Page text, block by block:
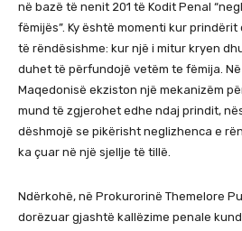
në bazë të nenit 201 të Kodit Penal
fëmijës”. Ky është momenti kur
të rëndësishme: kur një i mitur kryen
duhet të përfundojë vetëm te fëmija.
Maqedonisë ekziston një mekanizëm
mund të zgjerohet edhe ndaj prindit,
dëshmojë se pikërisht neglizhenca e
ka çuar në një sjellje të tillë.
Ndërkohë, në Prokurorinë Themelore
dorëzuar gjashtë kallëzime penale